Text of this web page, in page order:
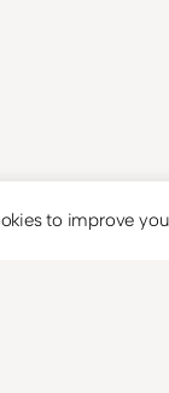
to improve